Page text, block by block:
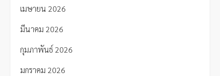
เมษายน 2026
มีนาคม 2026
กุมภาพันธ์ 2026
มกราคม 2026